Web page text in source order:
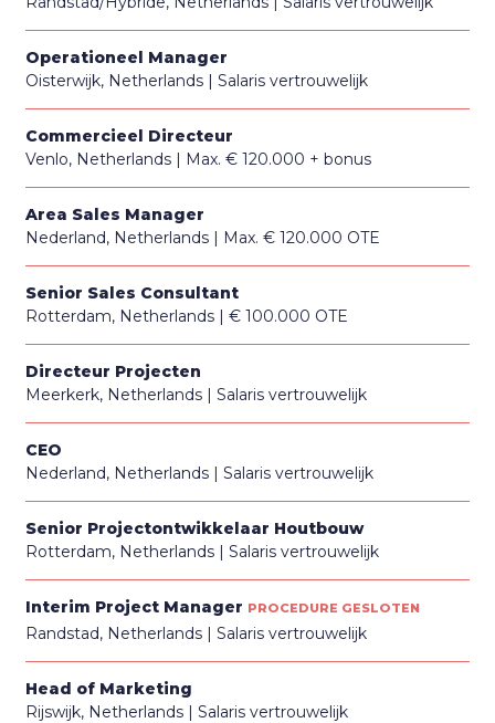
Operationeel Manager
Oisterwijk, Netherlands
Salaris vertrouwelijk
Commercieel Directeur
Venlo, Netherlands
Max. € 120.000 + bonus
Area Sales Manager
Nederland, Netherlands
Max. € 120.000 OTE
Senior Sales Consultant
Rotterdam, Netherlands
€ 100.000 OTE
Directeur Projecten
Meerkerk, Netherlands
Salaris vertrouwelijk
CEO
Nederland, Netherlands
Salaris vertrouwelijk
Senior Projectontwikkelaar Houtbouw
Rotterdam, Netherlands
Salaris vertrouwelijk
Interim Project Manager PROCEDURE GESLOTEN
Randstad, Netherlands Salaris vertrouwelijk
Head of Marketing
Rijswijk, Netherlands
Salaris vertrouwelijk